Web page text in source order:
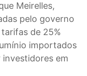
Meirelles,
pelo governo
de 25%
importados
em